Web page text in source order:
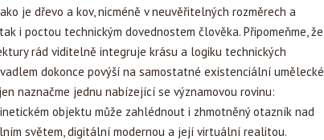
je dřevo a kov, nicméně v neuvěřitelných rozměrech a
i poctou technickým dovednostem člověka. Připomeňme, že
rád viditelně integruje krásu a logiku technických
dokonce povýší na samostatné existenciální umělecké
naznačme jednu nabízející se významovou rovinu:
objektu může zahlédnout i zhmotněný otazník nad
světem, digitální modernou a její virtuální realitou.